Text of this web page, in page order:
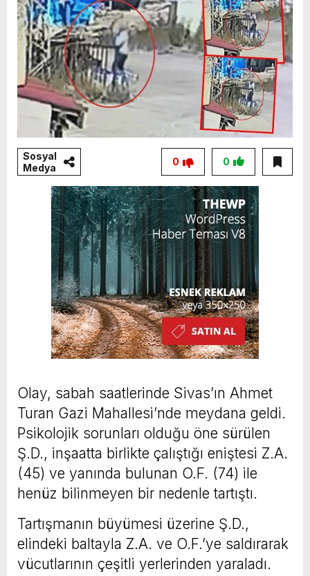
Sosyal
Medya
0
0
Olay, sabah saatlerinde Sivas’ın Ahmet
Turan Gazi Mahallesi’nde meydana geldi.
Psikolojik sorunları olduğu öne sürülen
Ş.D., inşaatta birlikte çalıştığı eniştesi Z.A.
(45) ve yanında bulunan O.F. (74) ile
henüz bilinmeyen bir nedenle tartıştı.
Tartışmanın büyümesi üzerine Ş.D.,
elindeki baltayla Z.A. ve O.F.’ye saldırarak
vücutlarının çeşitli yerlerinden yaraladı.